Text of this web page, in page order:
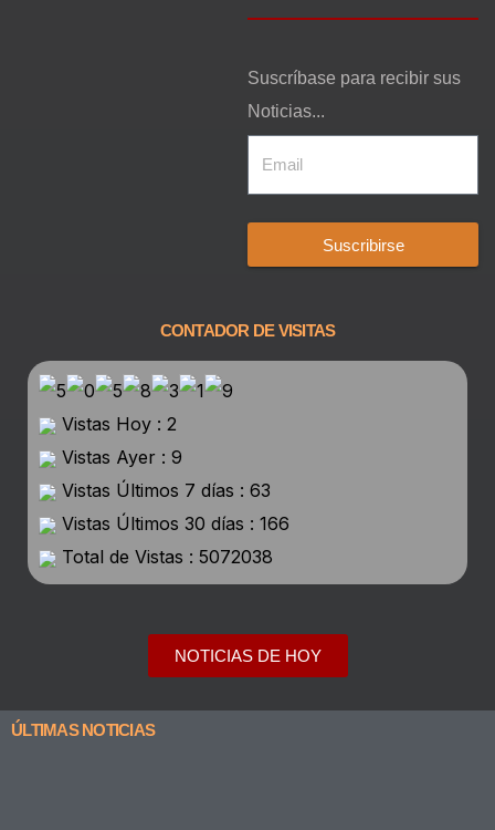
Suscríbase para recibir sus
Noticias...
Suscribirse
CONTADOR DE VISITAS
Vistas Hoy : 2
Vistas Ayer : 9
Vistas Últimos 7 días : 63
Vistas Últimos 30 días : 166
Total de Vistas : 5072038
NOTICIAS DE HOY
ÚLTIMAS NOTICIAS